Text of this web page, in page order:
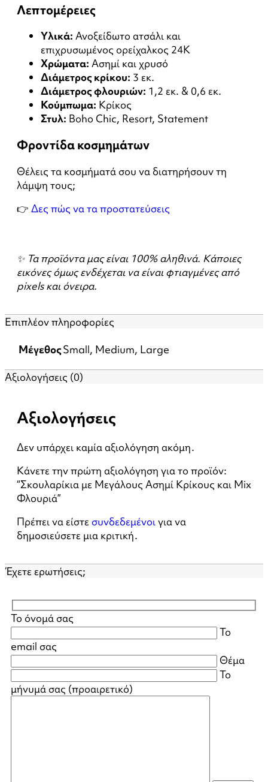
Λεπτομέρειες
Υλικά: Ανοξείδωτο ατσάλι και
επιχρυσωμένος ορείχαλκος 24Κ
Χρώματα: Ασημί και χρυσό
Διάμετρος κρίκου: 3 εκ.
Διάμετρος φλουριών: 1,2 εκ. & 0,6 εκ.
Κούμπωμα: Κρίκος
Στυλ: Boho Chic, Resort, Statement
Φροντίδα κοσμημάτων
Θέλεις τα κοσμήματά σου να διατηρήσουν τη
λάμψη τους;
👉 Δες πώς να τα προστατεύσεις
✨ Τα προϊόντα μας είναι 100% αληθινά. Κάποιες
εικόνες όμως ενδέχεται να είναι φτιαγμένες από
pixels και όνειρα.
Επιπλέον πληροφορίες
ΜέγεθοςSmall, Medium, Large
Αξιολογήσεις (0)
Αξιολογήσεις
Δεν υπάρχει καμία αξιολόγηση ακόμη.
Κάνετε την πρώτη αξιολόγηση για το προϊόν:
“Σκουλαρίκια με Μεγάλους Ασημί Κρίκους και Mix
Φλουριά”
Πρέπει να είστε συνδεδεμένοιγια να
δημοσιεύσετε μια κριτική.
Έχετε ερωτήσεις;
Το όνομά σας
Το
email σας
Θέμα
Το
μήνυμά σας (προαιρετικό)